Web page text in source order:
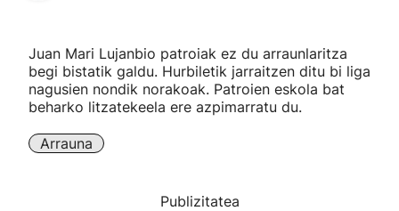
"Helmuga"
Juan Mari Lujanbio patroiak ez du arraunlaritza
begi bistatik galdu. Hurbiletik jarraitzen ditu bi liga
nagusien nondik norakoak. Patroien eskola bat
beharko litzatekeela ere azpimarratu du.
Arrauna
Publizitatea